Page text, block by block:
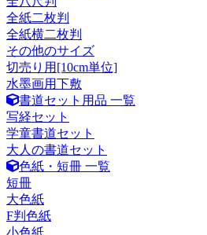
全紙二枚判
全紙横二枚判
その他のサイズ
切売り用[10cm単位]
水墨画用下敷
書道セット用品 一覧
写経セット
学童書道セット
大人の書道セット
色紙・短冊 一覧
短冊
大色紙
F判色紙
小色紙